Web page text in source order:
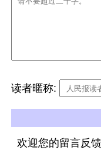
读者暱称:
欢迎您的留言反馈